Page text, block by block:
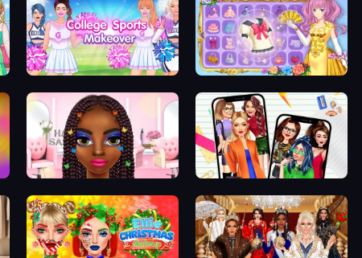
College Sport Team Makeover Anime Princess Dress Up
Braided Hairstyles Fashion Highschool Mean Girls 2